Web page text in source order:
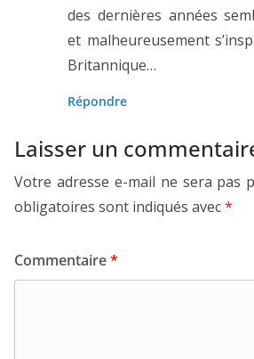
des dernières années
et malheureusement
Britannique…
Répondre
Laisser un
Votre adresse e-mail ne sera pas
obligatoires sont indiqués avec*
Commentaire*